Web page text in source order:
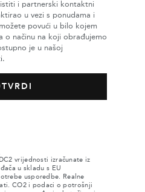
i partnerski kontaktni
u vezi s ponudama i
povući u bilo kojem
o načinu na koji obrađujemo
je u našoj
.
vrijednosti izračunate iz
u skladu s EU
usporedbe. Realne
CO2 i podaci o potrošnji